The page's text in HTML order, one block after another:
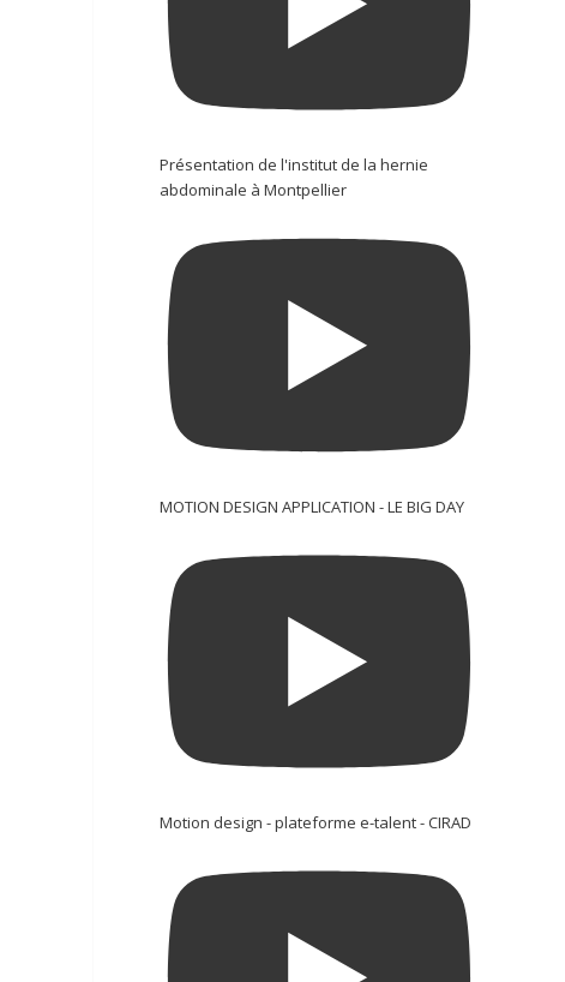
Présentation de l'institut de la hernie
abdominale à Montpellier
MOTION DESIGN APPLICATION - LE BIG DAY
Motion design - plateforme e-talent - CIRAD